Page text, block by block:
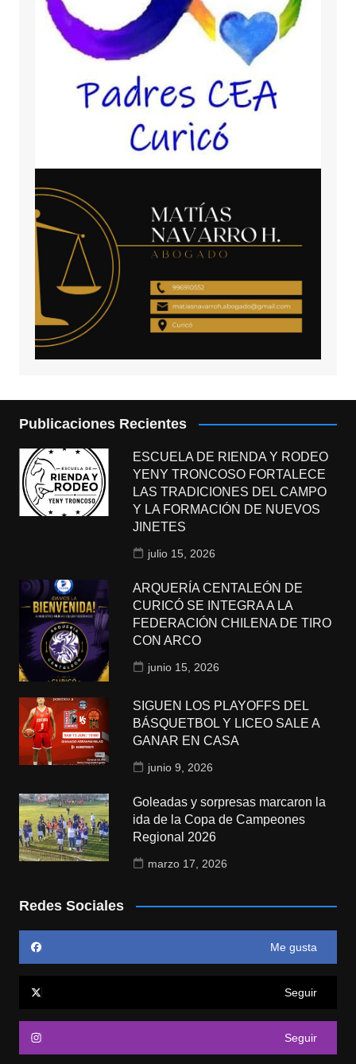
Publicaciones Recientes
ESCUELA DE RIENDA Y RODEO
YENY TRONCOSO FORTALECE
LAS TRADICIONES DEL CAMPO
Y LA FORMACIÓN DE NUEVOS
JINETES
julio 15, 2026
ARQUERÍA CENTALEÓN DE
CURICÓ SE INTEGRA A LA
FEDERACIÓN CHILENA DE TIRO
CON ARCO
junio 15, 2026
SIGUEN LOS PLAYOFFS DEL
BÁSQUETBOL Y LICEO SALE A
GANAR EN CASA
junio 9, 2026
Goleadas y sorpresas marcaron la
ida de la Copa de Campeones
Regional 2026
marzo 17, 2026
Redes Sociales
Me gusta
Seguir
Seguir